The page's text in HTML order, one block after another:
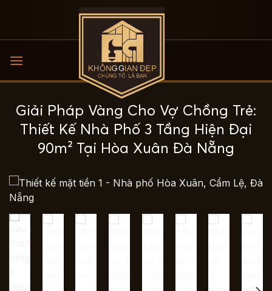
Giải Pháp Vàng Cho Vợ Chồng Trẻ:
Thiết Kế Nhà Phố 3 Tầng Hiện Đại
90m² Tại Hòa Xuân Đà Nẵng